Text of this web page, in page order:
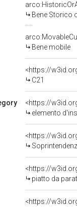
Bene Storico
Bene mobile
<https://
C21
<https://
elemento
<https://
<https://
piatto da
<https://